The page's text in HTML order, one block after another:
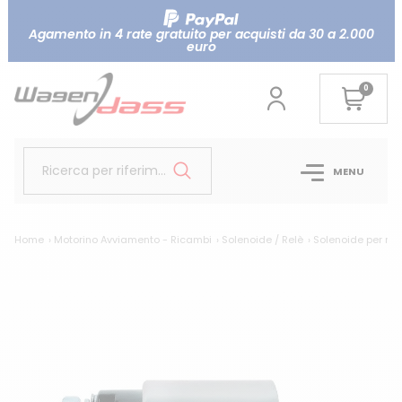
Agamento in 4 rate gratuito per acquisti da 30 a 2.000
euro
0
Ricerca per riferimento... MENU
Home Motorino Avviamento - Ricambi Solenoide / Relè Solenoide per